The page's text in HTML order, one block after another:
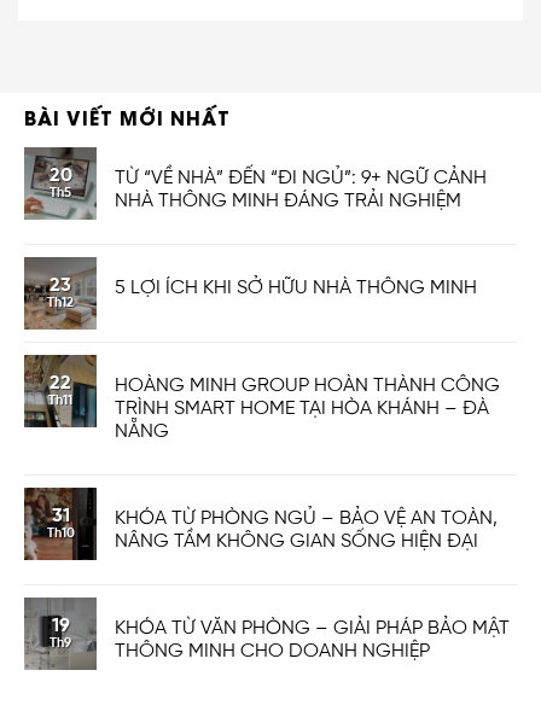
BÀI VIẾT MỚI NHẤT
20
Th5
TỪ “VỀ NHÀ” ĐẾN “ĐI NGỦ”: 9+ NGỮ CẢNH
NHÀ THÔNG MINH ĐÁNG TRẢI NGHIỆM
23
Th12
5 LỢI ÍCH KHI SỞ HỮU NHÀ THÔNG MINH
22
Th11
HOÀNG MINH GROUP HOÀN THÀNH CÔNG
TRÌNH SMART HOME TẠI HÒA KHÁNH – ĐÀ
NẴNG
31
Th10
KHÓA TỪ PHÒNG NGỦ – BẢO VỆ AN TOÀN,
NÂNG TẦM KHÔNG GIAN SỐNG HIỆN ĐẠI
19
Th9
KHÓA TỪ VĂN PHÒNG – GIẢI PHÁP BẢO MẬT
THÔNG MINH CHO DOANH NGHIỆP